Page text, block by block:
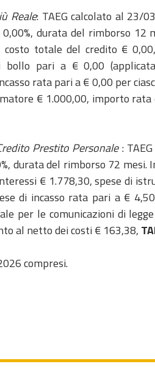
Reale: TAEG calcolato al 23/
durata del rimborso 12
totale del credito €
bollo pari a € 0,00
rata pari a € 0,00 per
€ 1.000,00, importo
Prestito Personale:
durata del rimborso 72
€ 1.778,30, spese di
di incasso rata pari a €
per le comunicazioni di
al netto dei costi € 163,38,
compresi.